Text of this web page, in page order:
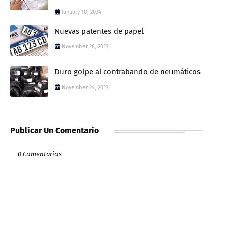
January 10, 2024
Nuevas patentes de papel
November 28, 2023
Duro golpe al contrabando de neumáticos
November 24, 2023
Publicar Un Comentario
0 Comentarios